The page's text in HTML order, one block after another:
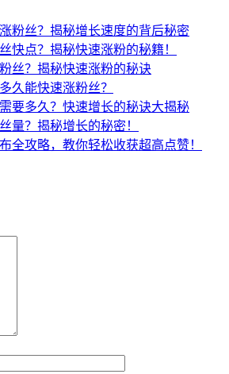
粉丝？揭秘增长速度的背后秘密
快点？揭秘快速涨粉的秘籍！
丝？揭秘快速涨粉的秘诀
久能快速涨粉丝？
要多久？快速增长的秘诀大揭秘
量？揭秘增长的秘密！
全攻略，教你轻松收获超高点赞！